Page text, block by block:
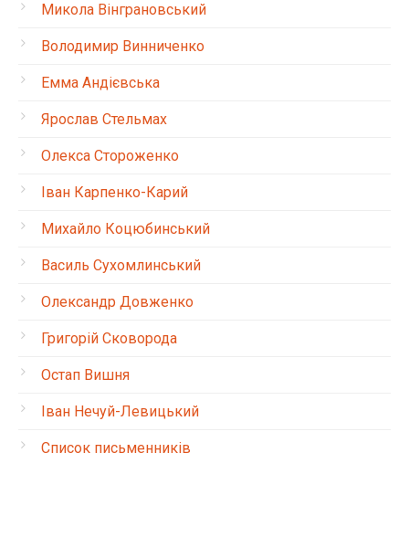
Микола Вінграновський
Володимир Винниченко
Емма Андієвська
Ярослав Стельмах
Олекса Стороженко
Іван Карпенко-Карий
Михайло Коцюбинський
Василь Сухомлинський
Олександр Довженко
Григорій Сковорода
Остап Вишня
Іван Нечуй-Левицький
Список письменників